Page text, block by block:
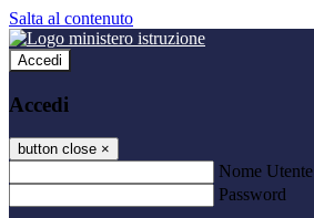
Salta al contenuto
Accedi
Accedi
button close ×
Nome Utente
Password